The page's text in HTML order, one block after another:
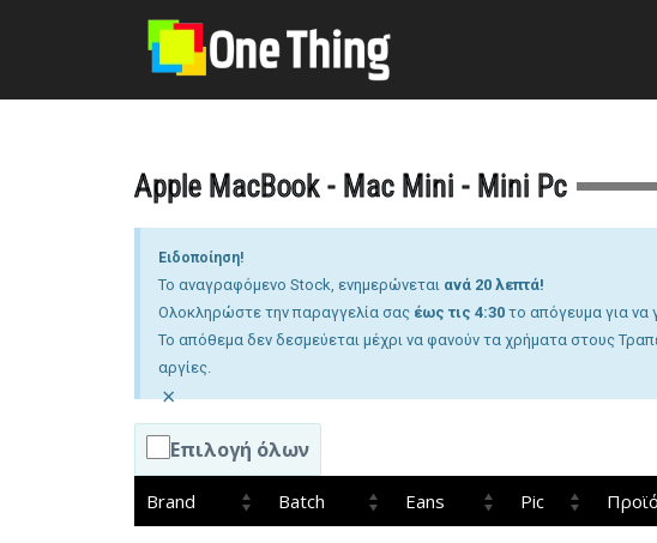
Apple MacBook - Mac Mini - Mini Pc
Ειδοποίηση!
Το αναγραφόμενο Stock, ενημερώνεται ανά 20 λεπτά!
Ολοκληρώστε την παραγγελία σας έως τις 4:30 το απόγευμα για να
Το απόθεμα δεν δεσμεύεται μέχρι να φανούν τα χρήματα στους
αργίες.
×
Επιλογή όλων
Brand Batch Eans Pic